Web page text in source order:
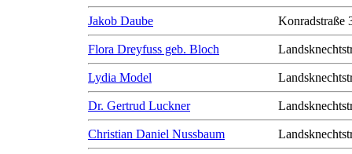
Jakob Daube Konradstraße
Flora Dreyfuss geb. Bloch
Lydia Model
Dr. Gertrud Luckner
Christian Daniel Nussbaum